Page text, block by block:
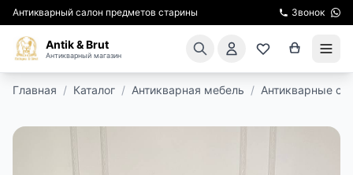
Антикварный салон предметов старины Звонок
Antik & Brut
Антикварный магазин
Главная / Каталог / Антикварная мебель / Антикварные